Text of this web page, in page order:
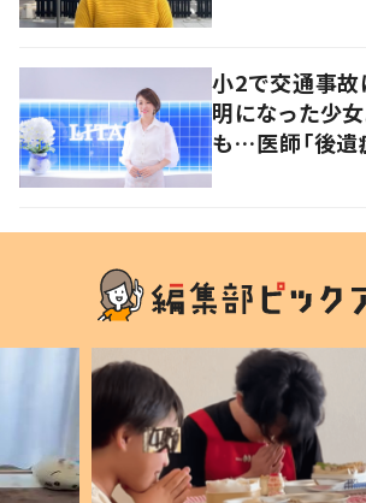
小2で交通事故
明になった少
も…医師「後